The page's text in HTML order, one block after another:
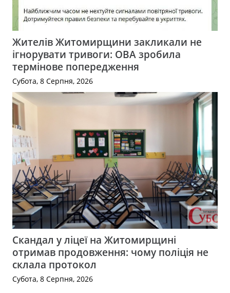
Жителів Житомирщини закликали не
ігнорувати тривоги: ОВА зробила
термінове попередження
Субота, 8 Серпня, 2026
Скандал у ліцеї на Житомирщині
отримав продовження: чому поліція не
склала протокол
Субота, 8 Серпня, 2026